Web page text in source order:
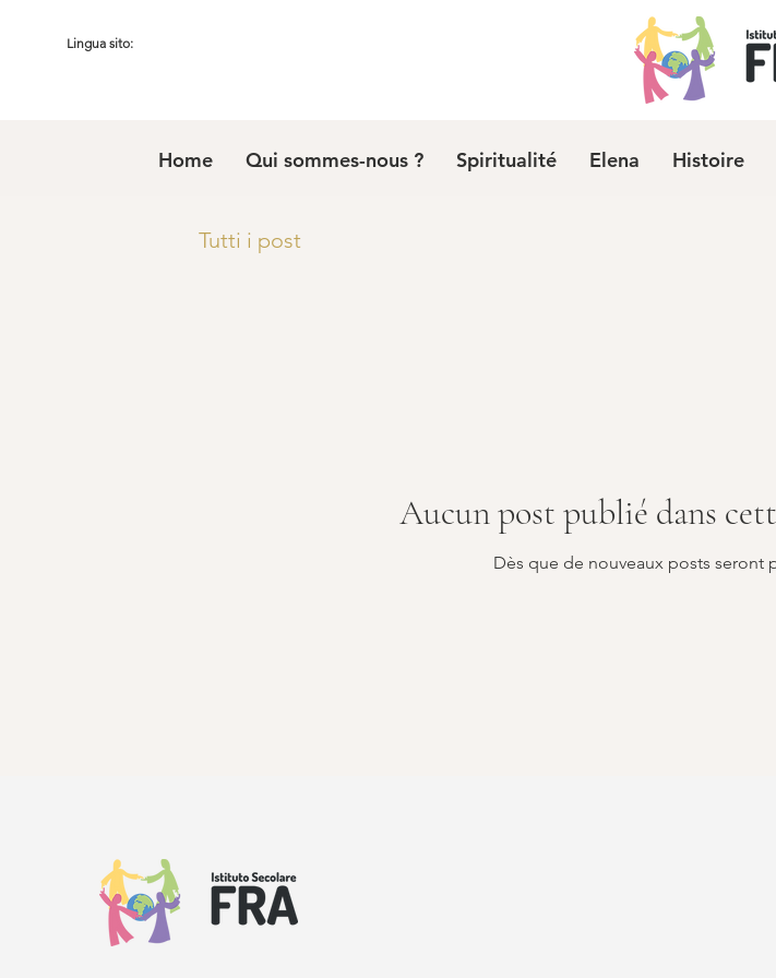
Lingua sito:
Home Qui sommes-nous ? Spiritualité Elena Histoire
Tutti i post
Aucun post publié dans
Dès que de nouveaux posts seront